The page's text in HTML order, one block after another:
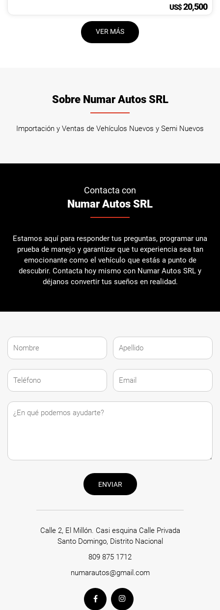
US$20,500
VER MÁS
Sobre Numar Autos SRL
Importación y Ventas de Vehículos Nuevos y Semi Nuevos
Contacta con
Numar Autos SRL
Estamos aquí para responder tus preguntas, programar una
prueba de manejo y garantizar que tu experiencia sea tan
emocionante como el vehículo que estás a punto de
descubrir. Contacta hoy mismo con Numar Autos SRL y
déjanos convertir tus sueños en realidad.
ENVIAR
Calle 2, El Millón. Casi esquina Calle Privada
Santo Domingo, Distrito Nacional
809 875 1712
numarautos@gmail.com